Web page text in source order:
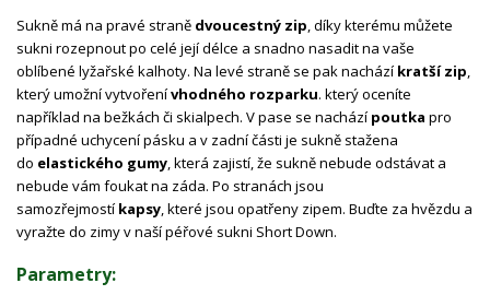
Sukně má na pravé straně dvoucestný zip, díky kterému můžete
sukni rozepnout po celé její délce a snadno nasadit na vaše
oblíbené lyžařské kalhoty. Na levé straně se pak nachází kratší zip,
který umožní vytvořenívhodného rozparku. který oceníte
například na bežkách či skialpech. V pase se nachází poutka pro
případné uchycení pásku a v zadní části je sukně stažena
do elastického gumy, která zajistí, že sukně nebude odstávat a
nebude vám foukat na záda. Po stranách jsou
samozřejmostí kapsy, které jsou opatřeny zipem. Buďte za hvězdu a
vyražte do zimy v naší péřové sukni Short Down.
Parametry: